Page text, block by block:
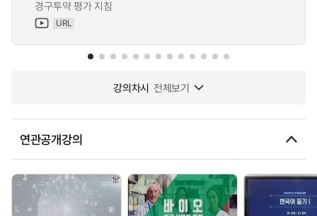
경구투약 평가 지침
URL
강의차시 전체보기
연관공개강의